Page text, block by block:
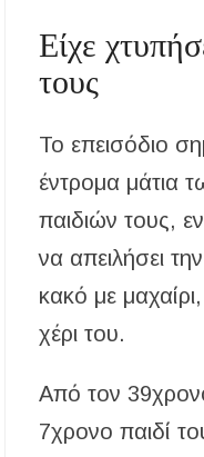
Είχε
τους
Το επεισόδιο
έντρομα μάτια
παιδιών τους,
να απειλήσει
κακό με
χέρι του.
Από τον
7χρονο παιδί